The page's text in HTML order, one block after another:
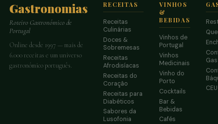
Gastronomias
Roteiro Gastronómico de
Portugal
Online desde 1997 — mais de
6.000 receitas e um universo
gastronómico português.
RECEITAS
Receitas
Culinárias
Doces &
Sobremesas
Receitas
Afrodisíacas
Receitas do
Coração
Receitas para
Diabéticos
Sabores da
Lusofonia
VINHOS
&
BEBIDAS
Vinhos de
Portugal
Vinhos
Medicinais
Vinho do
Porto
Cocktails
Bar &
Bebidas
Cafés